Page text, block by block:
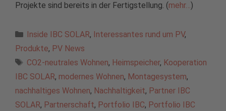
Projekte sind bereits in der Fertigstellung. (mehr…)
Kategorien
Inside IBC SOLAR, Interessantes rund um PV,
Produkte, PV News
Schlagwörter
CO2-neutrales Wohnen, Heimspeicher, Kooperation
IBC SOLAR, modernes Wohnen, Montagesystem,
nachhaltiges Wohnen, Nachhaltigkeit, Partner IBC
SOLAR, Partnerschaft, Portfolio IBC, Portfolio IBC